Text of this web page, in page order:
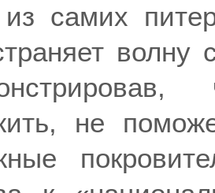
из самих
не